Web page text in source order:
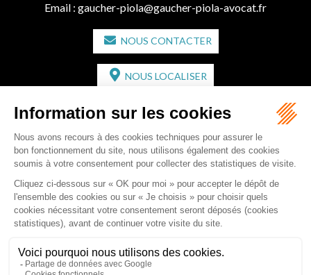
Email : gaucher-piola@gaucher-piola-avocat.fr
NOUS CONTACTER
NOUS LOCALISER
CABINET SECONDAIRE
2 bis Avenue de l'Europe
33350 ST MAGNE-DE-CASTILLON
Tél :05 57 55 87 30 - Fax : 05 57 51 73 64
Email :gaucher-piola@gaucher-piola-avocat.fr
NOUS CONTACTER
NOUS LOCALISER